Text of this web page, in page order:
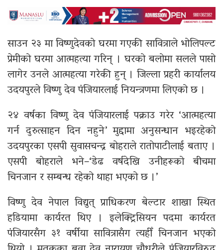
साउन २३ मा विष्णुदेवको घरमा गएकी सावित्राले भोलिपल्ट
प्रेमीको घरमा आत्महत्या गरिन् । घरको बलोमा सलले पासो
लागेर उनले आत्महत्या गरेकी हुन् । जिल्ला प्रहरी कार्यालय
उदयपुरले विष्णु देव पंजियारलाई नियन्त्रणमा लिएको छ ।
२४ वर्षका विष्णु देव पंजियारलाई पक्राउ गरेर ‘आत्महत्या
गर्न दुरुत्साहन दिन नहुने’ मुद्दामा अनुसन्धान भइरहेको
उदयपुरका एसपी सुवासचन्द्र बोहराले रातोपाटीलाई बताए ।
एसपी बोहराले भने–‘डेढ वर्षदेखि उनीहरूको बीचमा
चिनजान र सम्बन्ध रहेको थाहा भएको छ ।’
विष्णु देव नेपाल विद्युत् प्राधिकरण बेल्टार शाखा स्थित
हडियामा कार्यरत थिए । इलेक्ट्रिसियन पदमा कार्यरत
पंजियारसँग ३१ वर्षीया सावित्रासँग त्यहीँ चिनजान भएको